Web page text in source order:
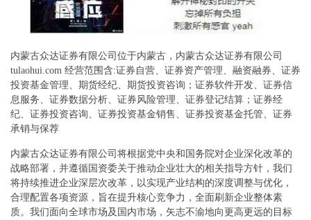
内蒙古众达证券有限公司位于内蒙古，内蒙古众达证券有限公司
tulaohui.com 经营范围含:证券自营、证券资产管理、融资融券、证券
投资基金管理、期货经纪、期货投资咨询；证券软件开发、证券信
息服务、证券数据分析、证券风险管理、证券登记结算；证券经
纪、证券投资咨询、证券投资基金销售、证券投资基金托管、证券
承销与保荐
内蒙古众达证券有限公司将根据党中央和国务院对企业深化改革的
战略部署，并遵循国资委关于推动企业壮大的相关指导方针，我们
将持续推进企业深层次改革，以实现产业结构的深度调整与优化，
合理配置各项资源，旨在提升核心竞争力，全面刷新企业整体素
质。我们面向全球市场及国内市场，矢志不渝地向更高更远的目标